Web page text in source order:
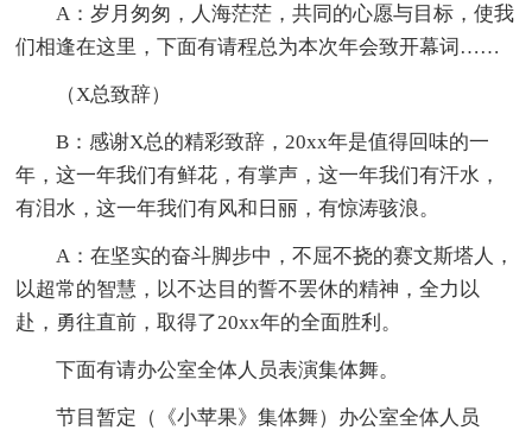
A：岁月匆匆，人海茫茫，共同的心愿与目标，使我
们相逢在这里，下面有请程总为本次年会致开幕词……
（X总致辞）
B：感谢X总的精彩致辞，20xx年是值得回味的一
年，这一年我们有鲜花，有掌声，这一年我们有汗水，
有泪水，这一年我们有风和日丽，有惊涛骇浪。
A：在坚实的奋斗脚步中，不屈不挠的赛文斯塔人，
以超常的智慧，以不达目的誓不罢休的精神，全力以
赴，勇往直前，取得了20xx年的全面胜利。
下面有请办公室全体人员表演集体舞。
节目暂定（《小苹果》集体舞）办公室全体人员